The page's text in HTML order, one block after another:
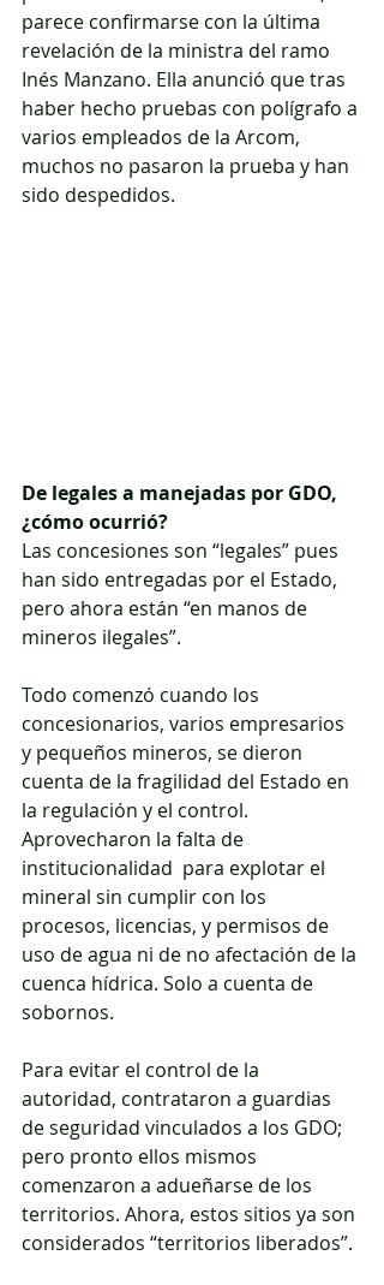
parece confirmarse con la última
revelación de la ministra del ramo
Inés Manzano. Ella anunció que tras
haber hecho pruebas con polígrafo a
varios empleados de la Arcom,
muchos no pasaron la prueba y han
sido despedidos.
De legales a manejadas por GDO,
¿cómo ocurrió?
Las concesiones son “legales” pues
han sido entregadas por el Estado,
pero ahora están “en manos de
mineros ilegales”.
Todo comenzó cuando los
concesionarios, varios empresarios
y pequeños mineros, se dieron
cuenta de la fragilidad del Estado en
la regulación y el control.
Aprovecharon la falta de
institucionalidad  para explotar el
mineral sin cumplir con los
procesos, licencias, y permisos de
uso de agua ni de no afectación de la
cuenca hídrica. Solo a cuenta de
sobornos.
Para evitar el control de la
autoridad, contrataron a guardias
de seguridad vinculados a los GDO;
pero pronto ellos mismos
comenzaron a adueñarse de los
territorios. Ahora, estos sitios ya son
considerados “territorios liberados”.